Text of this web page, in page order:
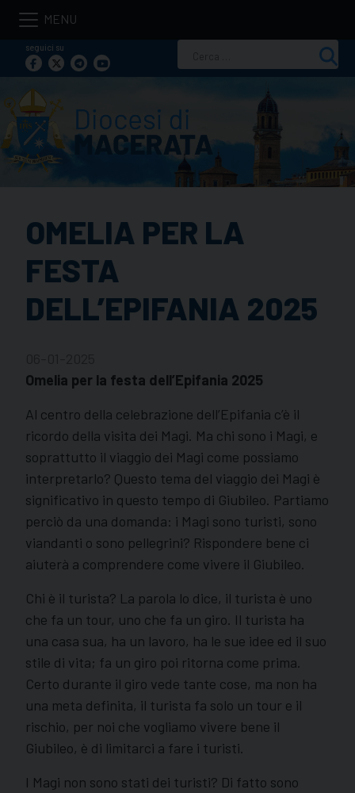
Skip
contentseguici su
per:
OMELIA PER LA
FESTA
DELL’EPIFANIA 2025
Omelia per la festa dell’Epifania 2025
Al centro della celebrazione dell’Epifania c’è il
ricordo della visita dei Magi. Ma chi sono i Magi, e
soprattutto il viaggio dei Magi come possiamo
interpretarlo? Questo tema del viaggio dei Magi è
significativo in questo tempo di Giubileo. Partiamo
perciò da una domanda: i Magi sono turisti, sono
viandanti o sono pellegrini? Rispondere bene ci
aiuterà a comprendere come vivere il Giubileo.
Chi è il turista? La parola lo dice, il turista è uno
che fa un tour, uno che fa un giro. Il turista ha
una casa sua, ha un lavoro, ha le sue idee ed il suo
stile di vita; fa un giro poi ritorna come prima.
Certo durante il giro vede tante cose, ma non ha
una meta definita, il turista fa solo un tour e il
rischio, per noi che vogliamo vivere bene il
Giubileo, è di limitarci a fare i turisti.
I Magi non sono stati dei turisti? Di fatto sono